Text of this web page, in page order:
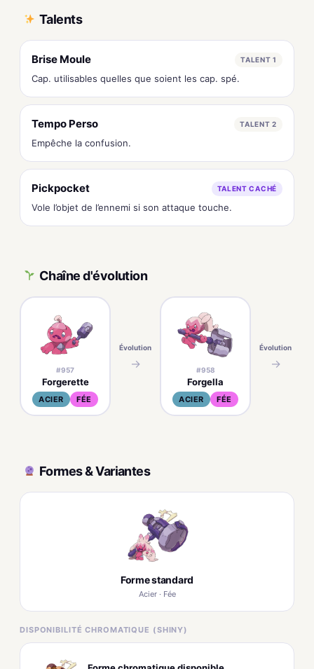
Talents
Brise Moule TALENT 1
Cap. utilisables quelles que soient les cap. spé.
Tempo Perso TALENT 2
Empêche la confusion.
Pickpocket TALENT CACHÉ
Vole l’objet de l’ennemi si son attaque touche.
Chaîne d'évolution
#957
Forgerette
ACIER FÉE
Évolution
→ #958
Forgella
ACIER FÉE
Évolution
→
Formes & Variantes
Forme standard
Acier · Fée
DISPONIBILITÉ CHROMATIQUE (SHINY)